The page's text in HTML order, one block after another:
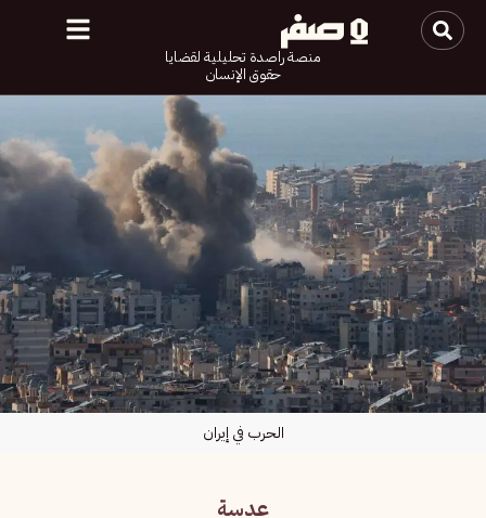
منصة راصدة تحليلية لقضايا
حقوق الإنسان
عدسة
الحرب في إيران